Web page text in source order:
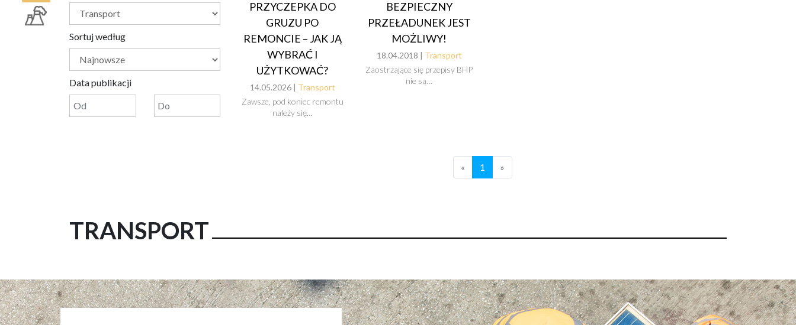
Sortuj według
Data publikacji
PRZYCZEPKA DO
GRUZU PO
REMONCIE – JAK JĄ
WYBRAĆ I
UŻYTKOWAĆ?
14.05.2026 | Transport
Zawsze, pod koniec remontu
należy się…
BEZPIECZNY
PRZEŁADUNEK JEST
MOŻLIWY!
18.04.2018 | Transport
Zaostrzające się przepisy BHP
nie są…
« 1 »
TRANSPORT